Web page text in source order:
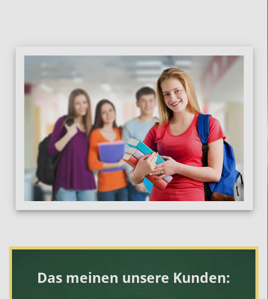
Das meinen unsere Kunden: